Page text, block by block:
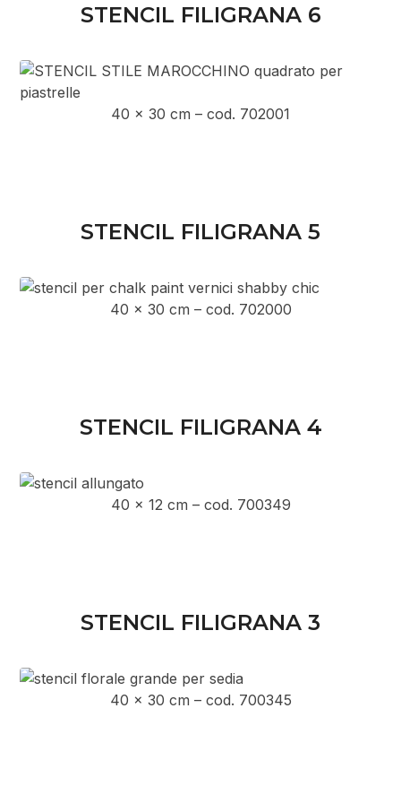
STENCIL FILIGRANA 6
40 x 30 cm – cod. 702001
STENCIL FILIGRANA 5
40 x 30 cm – cod. 702000
STENCIL FILIGRANA 4
40 x 12 cm – cod. 700349
STENCIL FILIGRANA 3
40 x 30 cm – cod. 700345